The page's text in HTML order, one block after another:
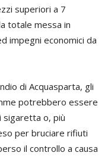
superiori a 7
totale messa in
impegni economici da
di Acquasparta, gli
potrebbero essere
sigaretta o, più
per bruciare rifiuti
il controllo a causa